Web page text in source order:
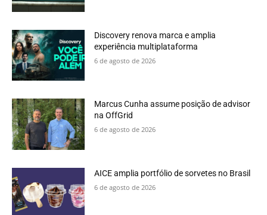
Discovery renova marca e amplia
experiência multiplataforma
6 de agosto de 2026
Marcus Cunha assume posição de advisor
na OffGrid
6 de agosto de 2026
AICE amplia portfólio de sorvetes no Brasil
6 de agosto de 2026